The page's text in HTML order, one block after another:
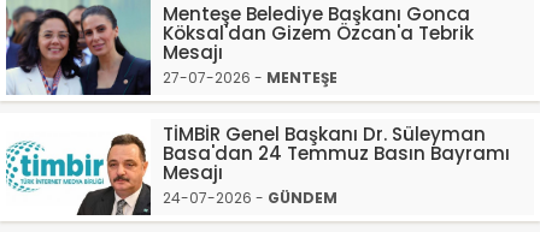
Menteşe Belediye Başkanı Gonca
Köksal'dan Gizem Özcan'a Tebrik
Mesajı
27-07-2026 - MENTEŞE
TİMBİR Genel Başkanı Dr. Süleyman
Basa'dan 24 Temmuz Basın Bayramı
Mesajı
24-07-2026 - GÜNDEM